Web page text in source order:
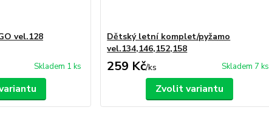
vel.128
Skladem 1 ks
Dětský letní komplet/pyžamo
vel.134,146,152,158
259 Kč/ks Skladem 7 ks
Zvolit variantu